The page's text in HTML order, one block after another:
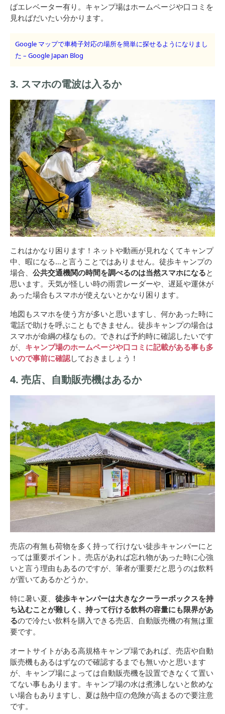
ばエレベーター有り。キャンプ場はホームページや口コミを
見ればだいたい分かります。
Google マップで車椅子対応の場所を簡単に探せるようになりまし
た – Google Japan Blog
3. スマホの電波は入るか
これはかなり困ります！ネットや動画が見れなくてキャンプ
中、暇になる…と言うことではありません。徒歩キャンプの
場合、 公共交通機関の時間を調べるのは当然スマホになると
思います。天気が怪しい時の雨雲レーダーや、遅延や運休が
あった場合もスマホが使えないとかなり困ります。
地図もスマホを使う方が多いと思いますし、何かあった時に
電話で助けを呼ぶこともできません。徒歩キャンプの場合は
スマホが命綱の様なもの。できれば予約時に確認したいです
が、 キャンプ場のホームページや口コミに記載がある事も多
いので事前に確認しておきましょう！
4. 売店、自動販売機はあるか
売店の有無も荷物を多く持って行けない徒歩キャンパーにと
っては重要ポイント。売店があれば忘れ物があった時に心強
いと言う理由もあるのですが、筆者が重要だと思うのは飲料
が置いてあるかどうか。
特に暑い夏、 徒歩キャンパーは大きなクーラーボックスを持
ち込むことが難しく、持って行ける飲料の容量にも限界があ
るので冷たい飲料を購入できる売店、自動販売機の有無は重
要です。
オートサイトがある高規格キャンプ場であれば、売店や自動
販売機もあるはずなので確認するまでも無いかと思います
が、キャンプ場によっては自動販売機を設置できなくて置い
てない事もあります。キャンプ場の水は煮沸しないと飲めな
い場合もありますし、夏は熱中症の危険が高まるので要注意
です。